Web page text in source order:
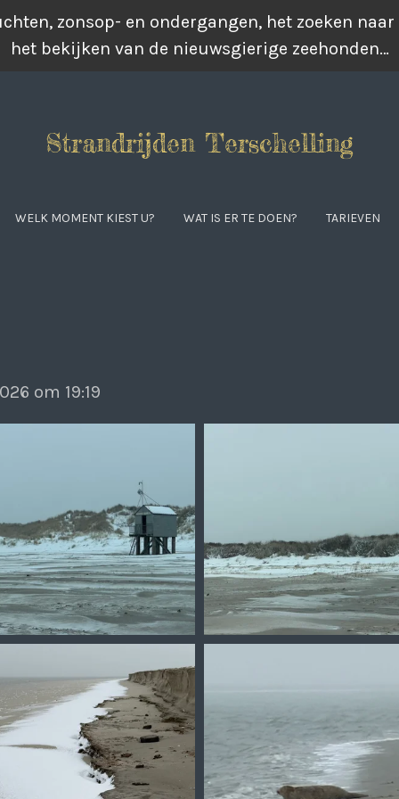
zonsop- en ondergangen, het zoeken
het bekijken van de nieuwsgierige zeehonden…
Strandrijden Terschelling
WELK MOMENT KIEST U? WAT IS ER TE DOEN? TARIEVEN
om 19:19